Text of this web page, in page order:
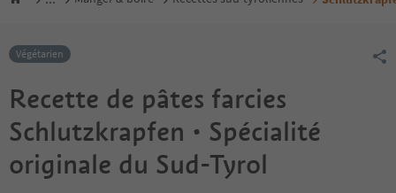
Végétarien
Recette de pâtes farcies
Schlutzkrapfen • Spécialité
originale du Sud-Tyrol